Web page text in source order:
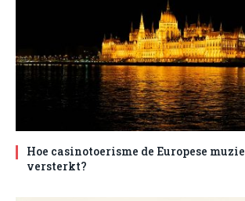
Hoe casinotoerisme de Europese
versterkt?